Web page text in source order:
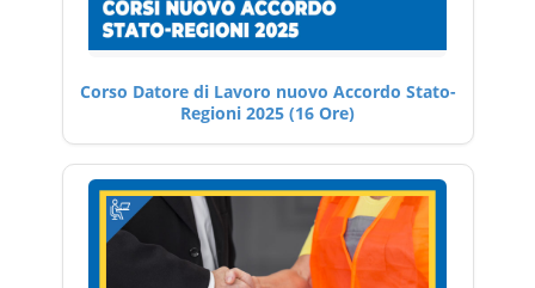
Corso Datore di Lavoro nuovo Accordo Stato-
Regioni 2025 (16 Ore)